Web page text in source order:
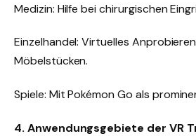
Medizin: Hilfe bei chirurgischen
Einzelhandel: Virtuelles
Möbelstücken.
Spiele: Mit Pokémon Go als
4. Anwendungsgebiete der VR